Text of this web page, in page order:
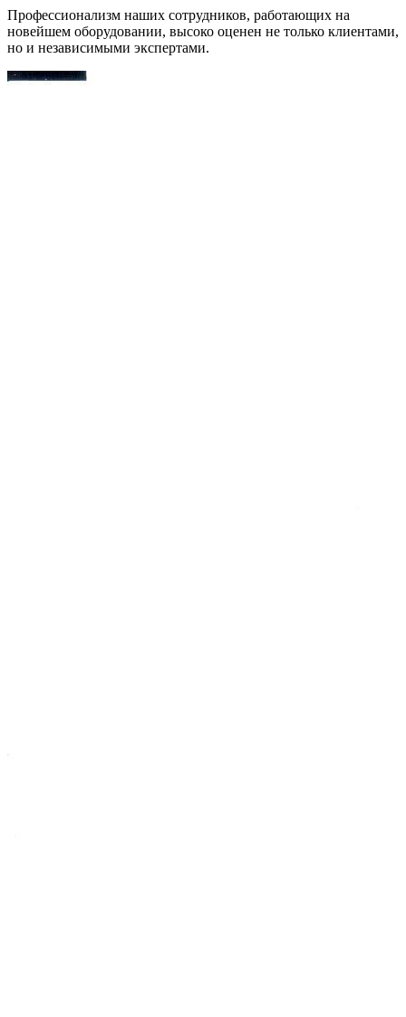
Профессионализм наших сотрудников, работающих на
новейшем оборудовании, высоко оценен не только клиентами,
но и независимыми экспертами.